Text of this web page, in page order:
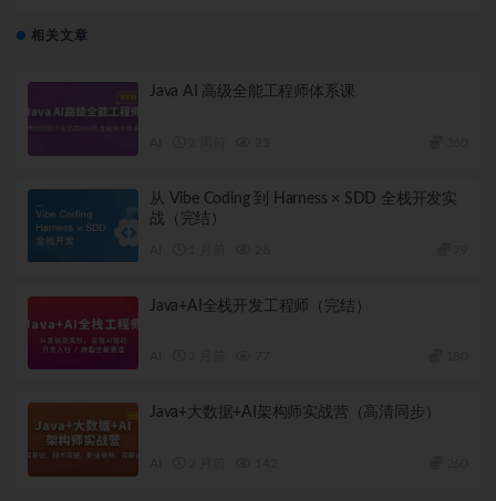
相关文章
Java AI 高级全能工程师体系课
从 Vibe Coding 到 Harness × SDD 全栈开发实
战（完结）
Java+AI全栈开发工程师（完结）
Java+大数据+AI架构师实战营（高清同步）